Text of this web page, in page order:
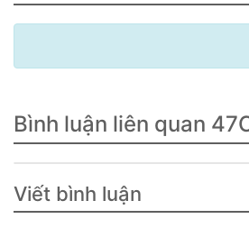
Bình luận liên quan
Viết bình luận